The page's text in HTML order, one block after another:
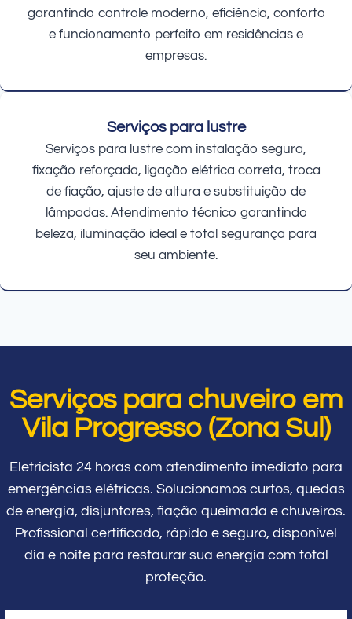
garantindo controle moderno, eficiência, conforto
e funcionamento perfeito em residências e
empresas.
Serviços para lustre
Serviços para lustre com instalação segura,
fixação reforçada, ligação elétrica correta, troca
de fiação, ajuste de altura e substituição de
lâmpadas. Atendimento técnico garantindo
beleza, iluminação ideal e total segurança para
seu ambiente.
Serviços para chuveiro em
Vila Progresso (Zona Sul)
Eletricista 24 horas com atendimento imediato para
emergências elétricas. Solucionamos curtos, quedas
de energia, disjuntores, fiação queimada e chuveiros.
Profissional certificado, rápido e seguro, disponível
dia e noite para restaurar sua energia com total
proteção.